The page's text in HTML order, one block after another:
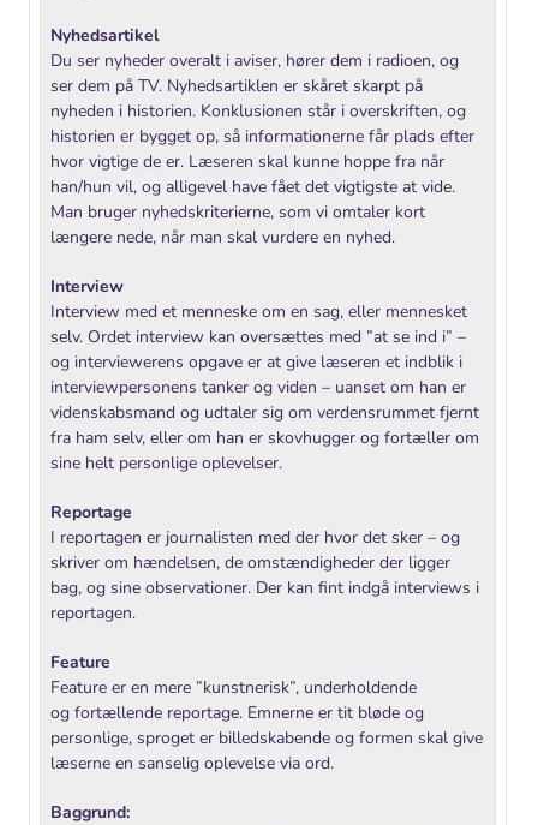
Nyhedsartikel
Du ser nyheder overalt i aviser, hører dem i radioen, og
ser dem på TV. Nyhedsartiklen er skåret skarpt på
nyheden i historien. Konklusionen står i overskriften, og
historien er bygget op, så informationerne får plads efter
hvor vigtige de er. Læseren skal kunne hoppe fra når
han/hun vil, og alligevel have fået det vigtigste at vide.
Man bruger nyhedskriterierne, som vi omtaler kort
længere nede, når man skal vurdere en nyhed.
Interview
Interview med et menneske om en sag, eller mennesket
selv. Ordet interview kan oversættes med ”at se ind i” –
og interviewerens opgave er at give læseren et indblik i
interviewpersonens tanker og viden – uanset om han er
videnskabsmand og udtaler sig om verdensrummet fjernt
fra ham selv, eller om han er skovhugger og fortæller om
sine helt personlige oplevelser.
Reportage
I reportagen er journalisten med der hvor det sker – og
skriver om hændelsen, de omstændigheder der ligger
bag, og sine observationer. Der kan fint indgå interviews i
reportagen.
Feature
Feature er en mere ”kunstnerisk”, underholdende
og fortællende reportage. Emnerne er tit bløde og
personlige, sproget er billedskabende og formen skal give
læserne en sanselig oplevelse via ord.
Baggrund: